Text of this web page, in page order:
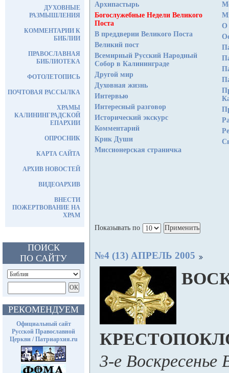
ДУХОВНЫЕ
РАЗМЫШЛЕНИЯ
КОММЕНТАРИИ К
БИБЛИИ
ПРАВОСЛАВНАЯ
БИБЛИОТЕКА
ФОТОЛЕТОПИСЬ
ПОЧТОВАЯ РАССЫЛКА
ХРАМЫ
КАЛИНИНГРАДСКОЙ
ЕПАРХИИ
ОПРОСНИК
КАРТА САЙТА
АРХИВ НОВОСТЕЙ
ВИДЕОАРХИВ
ВНЕСТИ
ПОЖЕРТВОВАНИЕ НА
ХРАМ
ПОИСК
ПО САЙТУ
РЕКОМЕНДУЕМ
Официальный сайт
Русской Православной
Церкви / Патриархия.ru
Архипастырь
Богослужебные Недели Великого
Поста
В преддверии Великого Поста
Великий пост
Всемирный Русский Народный
Собор в Калининграде
Другой мир
Духовная жизнь
Интервью
Интересный разговор
Исторический экскурс
Комментарий
Крик Души
Миссионерская страничка
О
Показывать по
№4 (13) АПРЕЛЬ 2005
3-е Воскресенье